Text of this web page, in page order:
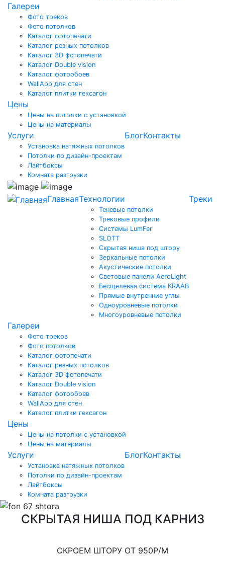
Галереи
Фото треков
Фото потолков
Каталог фотопечати
Каталог резных потолков
Каталог 3D фотопечати
Каталог Double vision
Каталог фотообоев
WallApp для стен
Каталог плитки гексагон
Цены
Цены на потолки с установкой
Цены на материалы
Услуги
Установка натяжных потолков
Потолки по дизайн-проектам
Лайтбоксы
Комната разгрузки
БлогКонтакты
ГлавнаяТехнологии
Теневые потолки
Трековые профили
Системы LumFer
SLOTT
Скрытая ниша под штору
Зеркальные потолки
Акустические потолки
Световые панели AeroLight
Бесщелевая система KRAAB
Прямые внутренние углы
Одноуровневые потолки
Многоуровневые потолки
Треки
Галереи
Фото треков
Фото потолков
Каталог фотопечати
Каталог резных потолков
Каталог 3D фотопечати
Каталог Double vision
Каталог фотообоев
WallApp для стен
Каталог плитки гексагон
Цены
Цены на потолки с установкой
Цены на материалы
Услуги
Установка натяжных потолков
Потолки по дизайн-проектам
Лайтбоксы
Комната разгрузки
БлогКонтакты
СКРЫТАЯ НИША ПОД КАРНИЗ
СКРОЕМ ШТОРУ ОТ 950Р/М